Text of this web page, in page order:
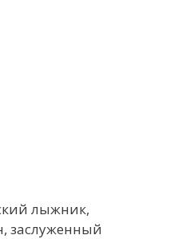
лыжник,
заслуженный